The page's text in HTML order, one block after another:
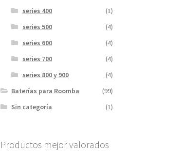
series 400
(1)
series 500
(4)
series 600
(4)
series 700
(4)
series 800 y 900
(4)
Baterías para Roomba
(99)
Sin categoría
(1)
Productos mejor valorados